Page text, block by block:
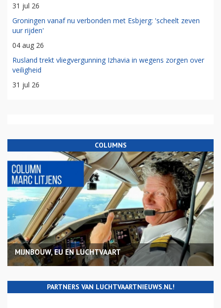
31 jul 26
Groningen vanaf nu verbonden met Esbjerg: 'scheelt zeven
uur rijden'
04 aug 26
Rusland trekt vliegvergunning Izhavia in wegens zorgen over
veiligheid
31 jul 26
COLUMNS
MIJNBOUW, EU EN LUCHTVAART
PARTNERS VAN LUCHTVAARTNIEUWS.NL!